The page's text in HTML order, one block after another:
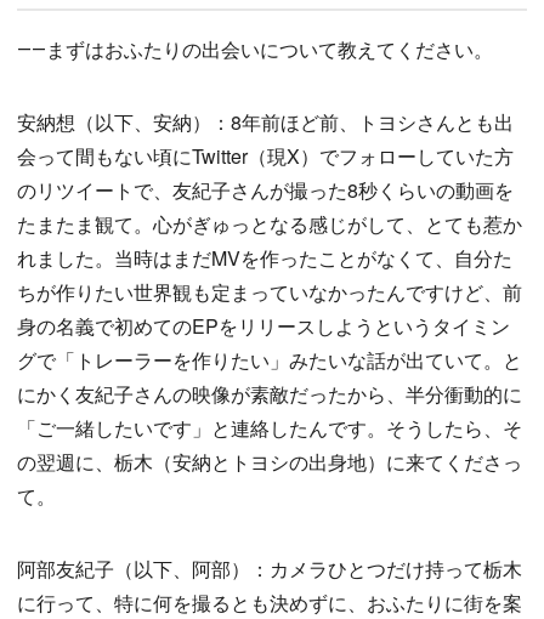
――まずはおふたりの出会いについて教えてください。
安納想（以下、安納）：8年前ほど前、トヨシさんとも出
会って間もない頃にTwitter（現X）でフォローしていた方
のリツイートで、友紀子さんが撮った8秒くらいの動画を
たまたま観て。心がぎゅっとなる感じがして、とても惹か
れました。当時はまだMVを作ったことがなくて、自分た
ちが作りたい世界観も定まっていなかったんですけど、前
身の名義で初めてのEPをリリースしようというタイミン
グで「トレーラーを作りたい」みたいな話が出ていて。と
にかく友紀子さんの映像が素敵だったから、半分衝動的に
「ご一緒したいです」と連絡したんです。そうしたら、そ
の翌週に、栃木（安納とトヨシの出身地）に来てくださっ
て。
阿部友紀子（以下、阿部）：カメラひとつだけ持って栃木
に行って、特に何を撮るとも決めずに、おふたりに街を案